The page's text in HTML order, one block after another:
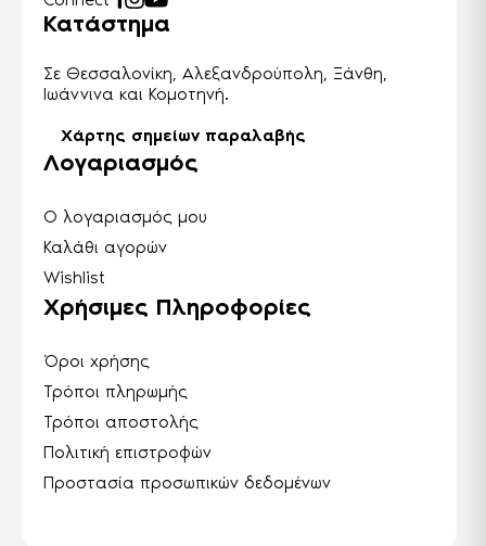
Κατάστημα
Σε Θεσσαλονίκη, Αλεξανδρούπολη, Ξάνθη,
Ιωάννινα και Κομοτηνή.
Χάρτης σημείων παραλαβής
Λογαριασμός
Ο λογαριασμός μου
Καλάθι αγορών
Wishlist
Χρήσιμες Πληροφορίες
Όροι χρήσης
Τρόποι πληρωμής
Τρόποι αποστολής
Πολιτική επιστροφών
Προστασία προσωπικών δεδομένων